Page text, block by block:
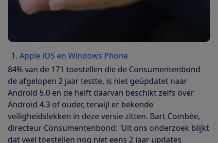
Apple iOS en Windows Phone
84% van de 171 toestellen die de Consumentenbond
de afgelopen 2 jaar testte, is niet geüpdatet naar
Android 5.0 en de helft daarvan beschikt zelfs over
Android 4.3 of ouder, terwijl er bekende
veiligheidslekken in deze versie zitten. Bart Combée,
directeur Consumentenbond: 'Uit ons onderzoek blijkt
dat veel toestellen nog niet eens 2 jaar updates